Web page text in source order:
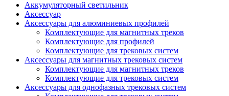
Аккумуляторный светильник
Аксессуар
Аксессуары для алюминиевых профилей
Комплектующие для магнитных треков
Комплектующие для профилей
Комплектующие для трековых систем
Аксессуары для магнитных трековых систем
Комплектующие для магнитных треков
Комплектующие для трековых систем
Аксессуары для однофазных трековых систем